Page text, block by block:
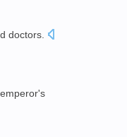
doctors.
emperor's